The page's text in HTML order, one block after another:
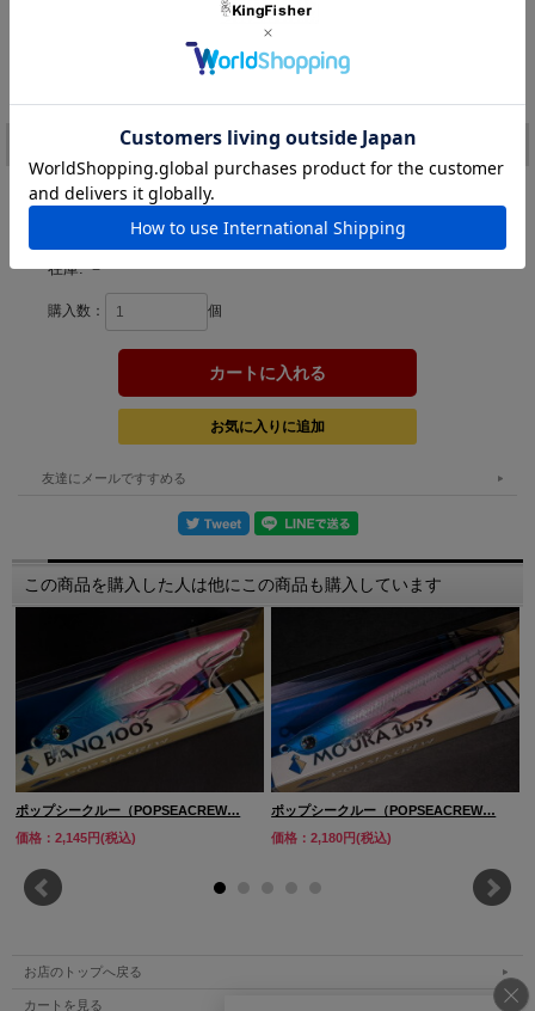
キョウリンCC
[ポイント還元 42ポイント～]
カラー：
在庫:－
購入数： 個
友達にメールですすめる
この商品を購入した人は他にこの商品も購入しています
ポップシークルー（POPSEACREW…
価格：2,145円(税込)
ポップシークルー（POPSEACREW…
価格：2,180円(税込)
お店のトップへ戻る
カートを見る